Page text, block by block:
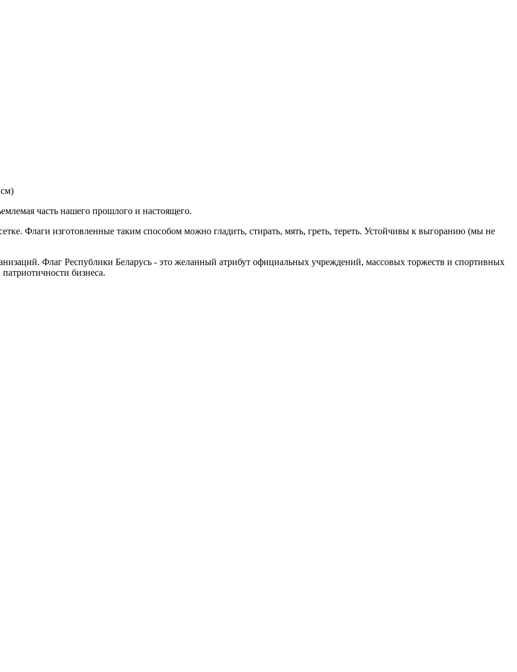
часть нашего прошлого и настоящего.
Флаги изготовленные таким способом можно гладить, стирать, мять, греть, тереть. Устойчивы к выгоранию (мы не
Флаг Республики Беларусь - это желанный атрибут официальных учреждений, массовых торжеств и спортивных
бизнеса.